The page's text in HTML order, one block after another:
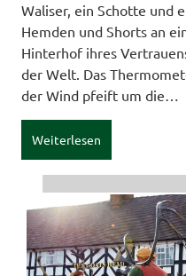
Waliser, ein Schotte und
Hemden und Shorts an
Hinterhof ihres
der Welt. Das
der Wind pfeift um die…
Weiterlesen